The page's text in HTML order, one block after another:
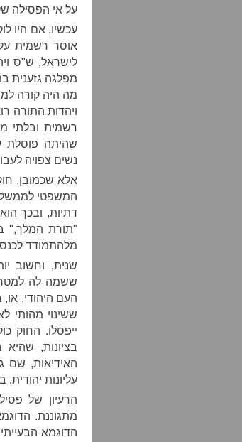
על אי הפסילה
עכשיו, אם היו
אוסר רשמית
לישראל, ש"ס
מפלגה גזענית
מה היה קורה
ויהדות התורה
רשמית ובלתי
שהיתה פוסלת
נשים צפויה
אלא שכמובן,
המשפטי
דתיות, ובכך
"תורת המלך,"
מלהתמודד
שנית, וחשוב
ששמה לה
העם היהודי,
ששינוי מהותי
ייפסלו. החוק
בציונות,
האידיאות, שם
עליונות
הרעיון של
מתגוננת.
הדוגמא